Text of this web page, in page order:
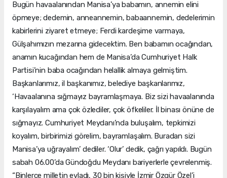
Bugün havaalanından Manisa’ya babamın, annemin elini
öpmeye; dedemin, anneannemin, babaannemin, dedelerimin
kabirlerini ziyaret etmeye; Ferdi kardeşime varmaya,
Gülşahımızın mezarına gidecektim. Ben babamın ocağından,
anamın kucağından hem de Manisa’da Cumhuriyet Halk
Partisi’nin baba ocağından helallik almaya gelmiştim.
Başkanlarımız, il başkanımız, belediye başkanlarımız,
‘Havaalanına sığmayız bayramlaşmaya. Biz sizi havaalanında
karşılayalım ama çok özlediler, çok öfkeliler. İl binası önüne de
sığmayız. Cumhuriyet Meydanı’nda buluşalım, tepkimizi
koyalım, birbirimizi görelim, bayramlaşalım. Buradan sizi
Manisa’ya uğrayalım’ dediler. ‘Olur’ dedik, çağrı yapıldı. Bugün
sabah 06.00’da Gündoğdu Meydanı bariyerlerle çevrelenmiş.
“Binlerce milletin evladı, 30 bin kişiyle İzmir Özgür Özel’i